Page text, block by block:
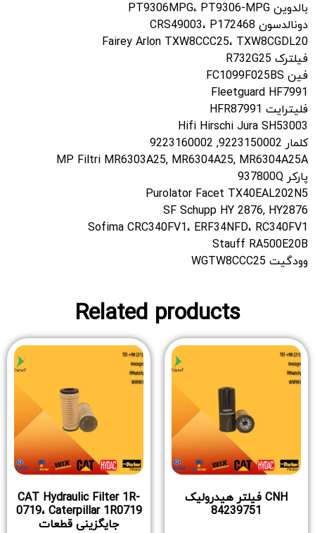
بالدوین PT9306MPG، PT9306-MPG
دونالدسون CRS49003، P172468
Fairey Arlon TXW8CCC25، TXW8CGDL20
فیلترک R732G25
فین FC1099F025BS
Fleetguard HF7991
فلیترایت HFR87991
Hifi Hirschi Jura SH53003
کلمار 9223150002, 9223160002
MP Filtri MR6303A25, MR6304A25, MR6304A25A
پارکر 937800Q
Purolator Facet TX40EAL202N5
SF Schupp HY 2876, HY2876
Sofima CRC340FV1، ERF34NFD، RC340FV1
Stauff RA500E20B
وودگیت WGTW8CCC25
Related products
CNH فیلتر هیدرولیک
84239751
CAT Hydraulic Filter 1R-
0719، Caterpillar 1R0719
جایگزینی قطعات